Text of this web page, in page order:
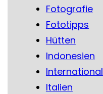
Fotografie
Fototipps
Hütten
Indonesien
International
Italien